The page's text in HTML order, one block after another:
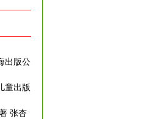
出版公
童出版
张杏